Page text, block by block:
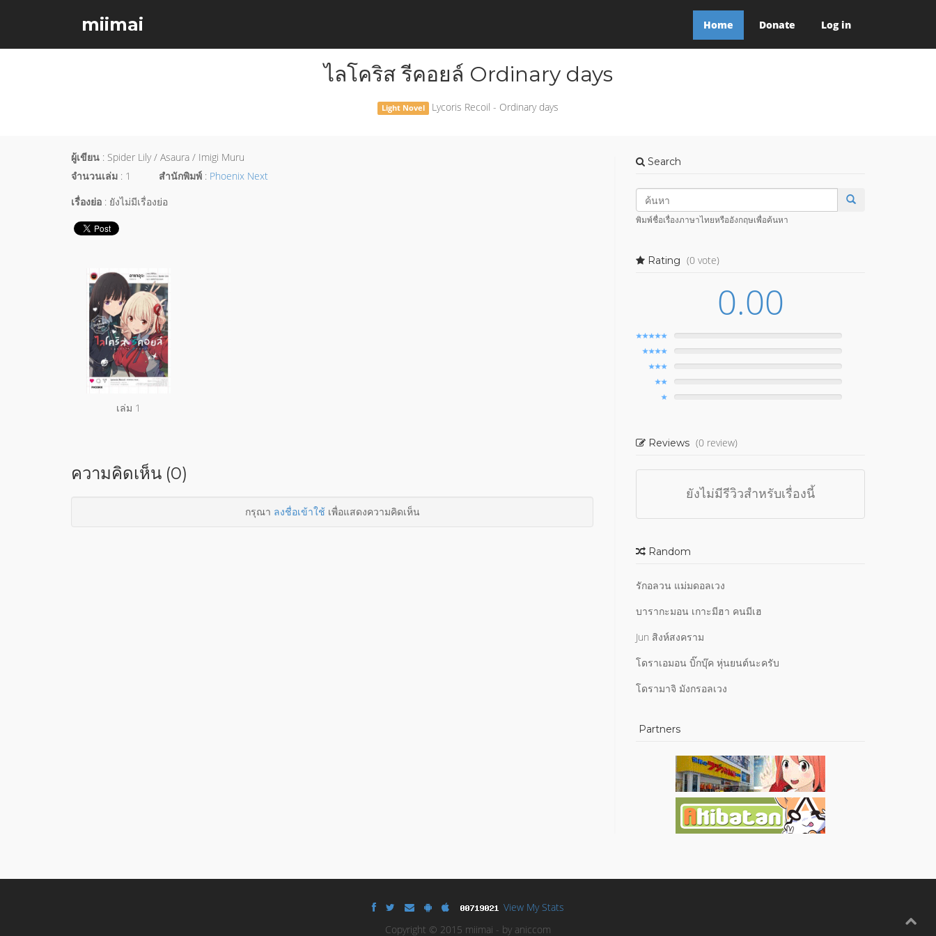
miimai Home Donate Log in
ไลโคริส รีคอยล์ Ordinary days
Light Novel Lycoris Recoil - Ordinary days
ผู้เขียน : Spider Lily / Asaura / Imigi Muru
จำนวนเล่ม : 1 สำนักพิมพ์ : Phoenix Next
เรื่องย่อ : ยังไม่มีเรื่องย่อ
เล่ม 1
ความคิดเห็น (0)
กรุณา ลงชื่อเข้าใช้เพื่อแสดงความคิดเห็น
Search
พิมพ์ชื่อเรื่องภาษาไทยหรืออังกฤษเพื่อค้นหา
Rating (0 vote)
0.00
Reviews (0 review)
ยังไม่มีรีวิวสำหรับเรื่องนี้
Random
รักอลวน แม่มดอลเวง
บารากะมอน เกาะมีฮา คนมีเฮ
Jun สิงห์สงคราม
โดราเอมอน บิ๊กบุ๊ค หุ่นยนต์นะครับ
โดรามาจิ มังกรอลเวง
Partners
View My Stats
Copyright © 2015 miimai - by aniccom